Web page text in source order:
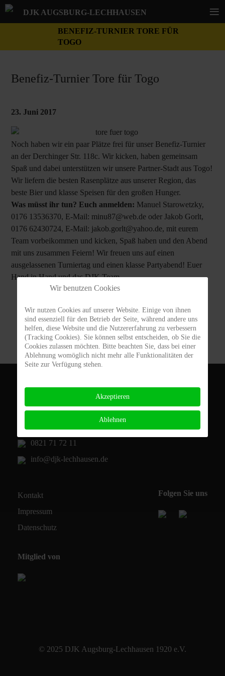
BENEFIZ-TURNIER TORE FÜR
TOGO
Benefiz-Turnier Tore für Togo
23. Juni 2017
Noch haben wir ein paar Plätze frei für unser Benefiz-Turnier
an der Derchinger Str. 118c. Wir kicken, haben gemeinsam
Spaß und dabei unterstützen wir unsere Partner-Stadt aus Togo!
Wir liefern die besten Rasenplätze aus unserer Region, das
beste Bier und klasse Speisen für den großen Hunger.
Was müsst ihr tun? Euch anmelden: Manuel Starowetzky,
0176 13536370, E-Mail: minu87@web.de oder Jakob Gorlt,
0176 62430724, E-Mail: jakob.gorlt@yahoo.de, mit eurem
Team vorbeikommen und kicken, Spaß haben und den Abend
mit uns zusammen Feiern! Wir freuen uns auf einen
ausgelassenen Turniertag und einen klasse Partyabend! Euer
Hand in Hand und das DJK Team.
DJK Augsburg-Lechhausen 1920 e.V.
0821 71 72 11
info@djk-lechhausen.de
Kontakt
Impressum
Datenschutz
Folgen Sie uns
Mitglied von
© 2025 DJK Augsburg-Lechhausen 1920 e.V.
Wir benutzen Cookies
Wir nutzen Cookies auf unserer Website. Einige von ihnen
sind essenziell für den Betrieb der Seite, während andere uns
helfen, diese Website und die Nutzererfahrung zu verbessern
(Tracking Cookies). Sie können selbst entscheiden, ob Sie die
Cookies zulassen möchten. Bitte beachten Sie, dass bei einer
Ablehnung womöglich nicht mehr alle Funktionalitäten der
Seite zur Verfügung stehen.
Akzeptieren
Ablehnen
DJK AUGSBURG-LECHHAUSEN ≡